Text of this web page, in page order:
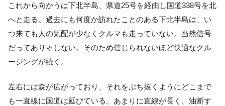
これから向かうは下北半島、県道25号を経由し国道338号を北
へと走る。過去にも何度か訪れたことのある下北半島は、い
つ来ても人の気配が少なくクルマも走っていない。当然信号
だってありゃしない。そのため信じられないほど快適なクル
ージングが続く。
左右には森が広がっており、それをぶち抜くようにどこまで
も一直線に国道は延びている。あまりに直線が長く、油断す